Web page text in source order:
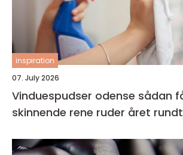
inspiration
07. July 2026
Vinduespudser odense sådan får du
skinnende rene ruder året rundt